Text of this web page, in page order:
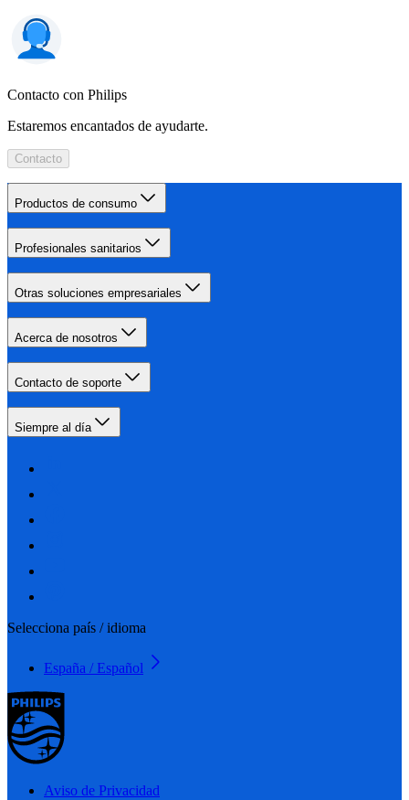
Contacto con Philips
Estaremos encantados de ayudarte.
Contacto
Productos de consumo
Profesionales sanitarios
Otras soluciones empresariales
Acerca de nosotros
Contacto de soporte
Siempre al día
Selecciona país / idioma
España / Español
Aviso de Privacidad